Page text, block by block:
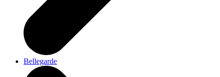
Bellegarde